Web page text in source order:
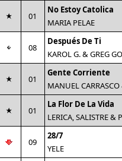
01
No Estoy Catolica
MARIA PELAE
08
Después De Ti
KAROL G. & GREG
01
Gente Corriente
MANUEL
01
La Flor De La Vida
LERICA, SALISTRE &
09
28/7
YELE